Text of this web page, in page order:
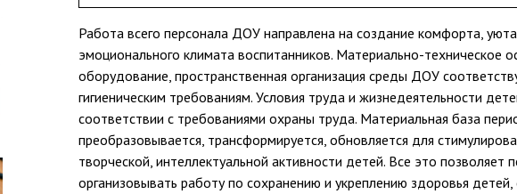
Работа всего персонала ДОУ направлена на создание комфорта,
эмоционального климата воспитанников. Материально-техническое
оборудование, пространственная организация среды ДОУ
гигиеническим требованиям. Условия труда и жизнедеятельности
соответствии с требованиями охраны труда. Материальная база
преобразовывается, трансформируется, обновляется для
творческой, интеллектуальной активности детей. Все это позволяет
организовывать работу по сохранению и укреплению здоровья